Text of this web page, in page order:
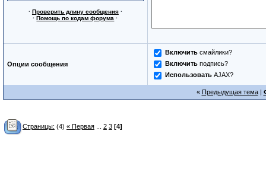
· Проверить длину сообщения·
·Помощь по кодам форума ·
Опции сообщения
Включитьсмайлики?
Включитьподпись?
ИспользоватьAJAX?
« Предыдущая тема|
Страницы: (4) « Первая... 2 3 [4]